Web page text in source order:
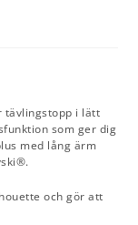
tävlingstopp i lätt
som ger dig
med lång ärm
och gör att